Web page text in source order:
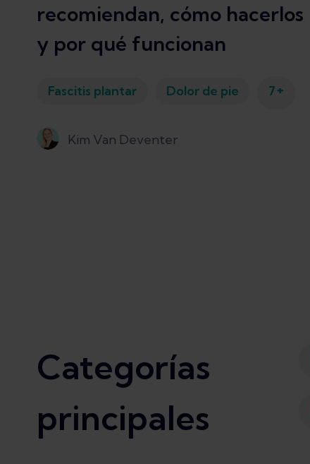
recomiendan, cómo hacerlos
y por qué funcionan
Fascitis plantar Dolor de pie 7+
Kim Van Deventer
Categorías
principales